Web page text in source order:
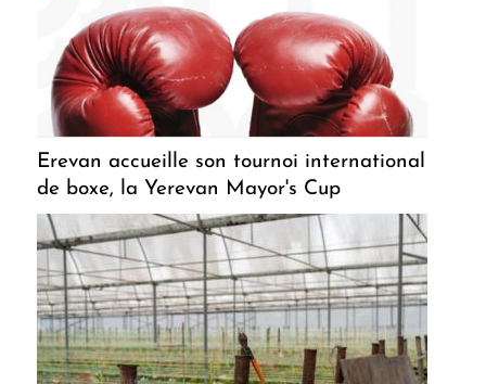
Erevan accueille son tournoi international
de boxe, la Yerevan Mayor's Cup